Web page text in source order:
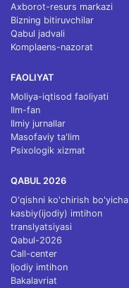
Axborot-resurs markazi
Bizning bitiruvchilar
Qabul jadvali
Komplaens-nazorat
FAOLIYAT
Moliya-iqtisod faoliyati
Ilm-fan
Ilmiy jurnallar
Masofaviy ta'lim
Psixologik xizmat
QABUL 2026
O'qishni ko'chirish bo'yicha
kasbiy(ijodiy) imtihon
translyatsiyasi
Qabul-2026
Call-center
Ijodiy imtihon
Bakalavriat